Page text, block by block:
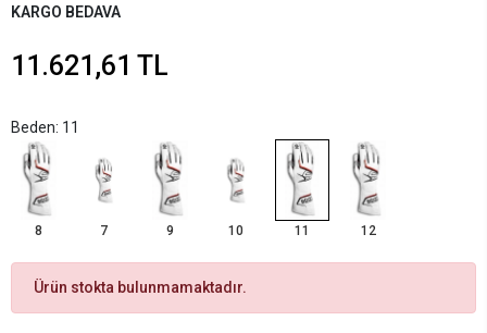
KARGO BEDAVA
11.621,61 TL
Beden: 11
8 7 9 10 11 12
Ürün stokta bulunmamaktadır.